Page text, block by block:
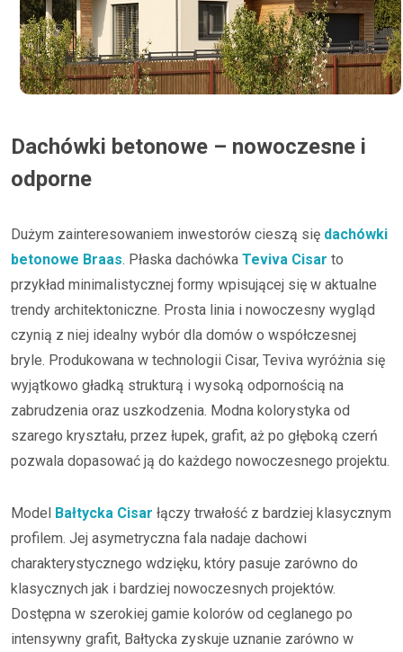
Dachówki betonowe – nowoczesne i
odporne
Dużym zainteresowaniem inwestorów cieszą się dachówki
betonowe Braas. Płaska dachówka Teviva Cisar to
przykład minimalistycznej formy wpisującej się w aktualne
trendy architektoniczne. Prosta linia i nowoczesny wygląd
czynią z niej idealny wybór dla domów o współczesnej
bryle. Produkowana w technologii Cisar, Teviva wyróżnia się
wyjątkowo gładką strukturą i wysoką odpornością na
zabrudzenia oraz uszkodzenia. Modna kolorystyka od
szarego kryształu, przez łupek, grafit, aż po głęboką czerń
pozwala dopasować ją do każdego nowoczesnego projektu.
Model Bałtycka Cisar łączy trwałość z bardziej klasycznym
profilem. Jej asymetryczna fala nadaje dachowi
charakterystycznego wdzięku, który pasuje zarówno do
klasycznych jak i bardziej nowoczesnych projektów.
Dostępna w szerokiej gamie kolorów od ceglanego po
intensywny grafit, Bałtycka zyskuje uznanie zarówno w